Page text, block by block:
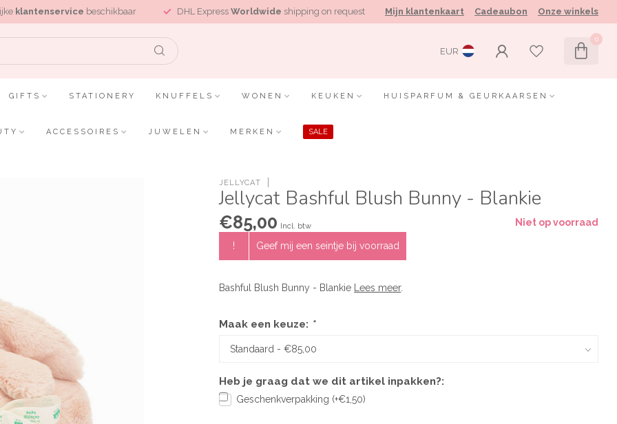
klantenservice beschikbaar DHL Express Worldwide shipping on request Mijn klantenkaart Cadeaubon Onze winkels
EUR
0
GIFTS STATIONERY KNUFFELS WONEN KEUKEN HUISPARFUM & GEURKAARSEN
ACCESSOIRES JUWELEN MERKEN SALE
JELLYCAT
Jellycat Bashful Blush Bunny - Blankie
€85,00 Incl. btw Niet op voorraad
! Geef mij een seintje bij voorraad
Bashful Blush Bunny - Blankie Lees meer.
Maak een keuze: *
Heb je graag dat we dit artikel inpakken?:
Geschenkverpakking (+€1,50)